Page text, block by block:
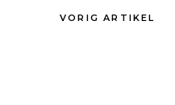
VORIG ARTIKEL